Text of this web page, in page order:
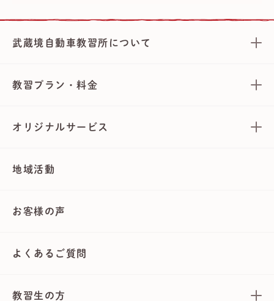
武蔵境自動車教習所について
教習プラン・料金
オリジナルサービス
地域活動
お客様の声
よくあるご質問
教習生の方